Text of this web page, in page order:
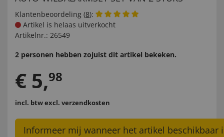
Klantenbeoordeling (8):
Artikel is helaas uitverkocht
Artikelnr.: 26549
2 personen hebben zojuist dit artikel bekeken.
€ 5,98
incl. btwexcl. verzendkosten
Informeer mij wanneer het artikel beschikbaar